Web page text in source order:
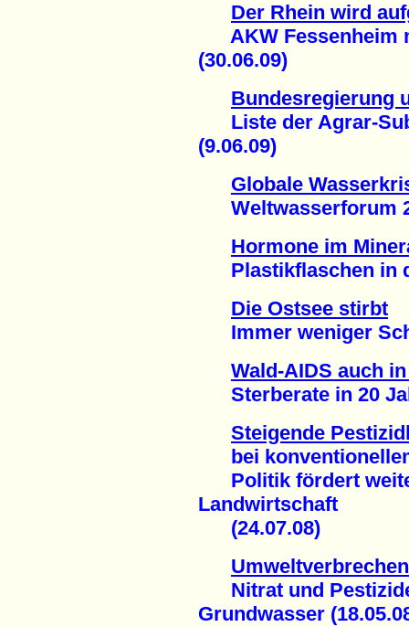
Der Rhein wird
AKW Fessenheim
(30.06.09)
Bundesregierung
Liste der Agrar-
(9.06.09)
Globale
Weltwasserforum
Hormone im
Plastikflaschen in
Die Ostsee stirbt
Immer weniger
Wald-AIDS auch
Sterberate in 20
Steigende
bei
Politik fördert
Landwirtschaft
(24.07.08)
Nitrat und
Grundwasser